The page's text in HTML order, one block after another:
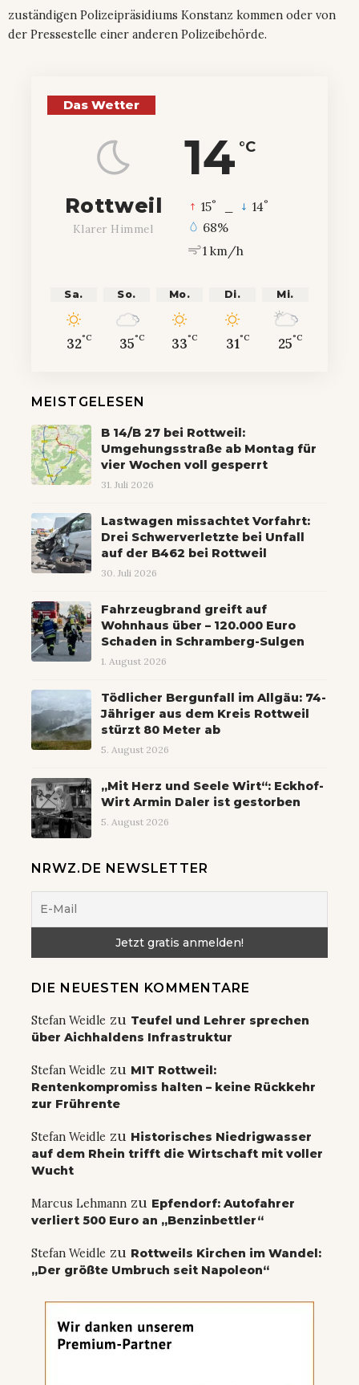
zuständigen Polizeipräsidiums Konstanz kommen oder von
der Pressestelle einer anderen Polizeibehörde.
Das Wetter
14 °C
Rottweil
Klarer Himmel
15° 14°
68%
1 km/h
Sa.
32°C
So.
35°C
Mo.
33°C
Di.
31°C
Mi.
25°C
MEISTGELESEN
B 14/B 27 bei Rottweil:
Umgehungsstraße ab Montag für
vier Wochen voll gesperrt
31. Juli 2026
Lastwagen missachtet Vorfahrt:
Drei Schwerverletzte bei Unfall
auf der B462 bei Rottweil
30. Juli 2026
Fahrzeugbrand greift auf
Wohnhaus über – 120.000 Euro
Schaden in Schramberg-Sulgen
1. August 2026
Tödlicher Bergunfall im Allgäu: 74-
Jähriger aus dem Kreis Rottweil
stürzt 80 Meter ab
5. August 2026
„Mit Herz und Seele Wirt“: Eckhof-
Wirt Armin Daler ist gestorben
5. August 2026
NRWZ.DE NEWSLETTER
DIE NEUESTEN KOMMENTARE
Stefan Weidle zu Teufel und Lehrer sprechen
über Aichhaldens Infrastruktur
Stefan Weidle zu MIT Rottweil:
Rentenkompromiss halten – keine Rückkehr
zur Frührente
Stefan Weidle zu Historisches Niedrigwasser
auf dem Rhein trifft die Wirtschaft mit voller
Wucht
Marcus Lehmann zu Epfendorf: Autofahrer
verliert 500 Euro an „Benzinbettler“
Stefan Weidle zu Rottweils Kirchen im Wandel:
„Der größte Umbruch seit Napoleon“